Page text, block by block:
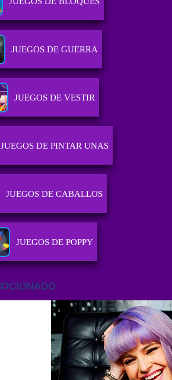
JUEGOS DE GUERRA
JUEGOS DE VESTIR
JUEGOS DE PINTAR UNAS
JUEGOS DE CABALLOS
JUEGOS DE POPPY